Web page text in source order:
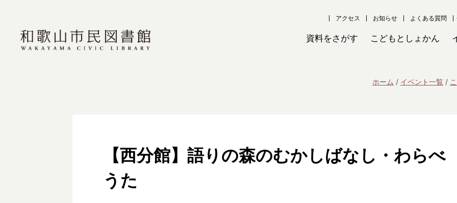
アクセス お知らせ よくある質問
資料をさがす こどもとしょかん
ホーム イベント一覧
【西分館】語りの森のむかしばなし・わらべ
うた